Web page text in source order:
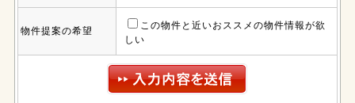
物件提案の希望
この物件と近いおススメの物件情報が欲
しい